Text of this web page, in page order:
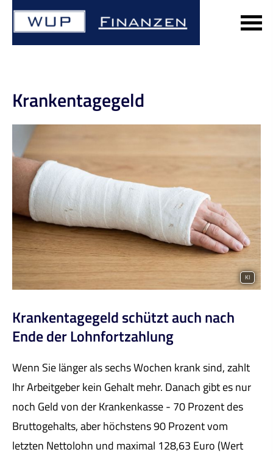
Krankentagegeld
KI
Krankentagegeld schützt auch nach
Ende der Lohnfortzahlung
Wenn Sie länger als sechs Wochen krank sind, zahlt
Ihr Arbeitgeber kein Gehalt mehr. Danach gibt es nur
noch Geld von der Krankenkasse - 70 Prozent des
Bruttogehalts, aber höchstens 90 Prozent vom
letzten Nettolohn und maximal 128,63 Euro (Wert